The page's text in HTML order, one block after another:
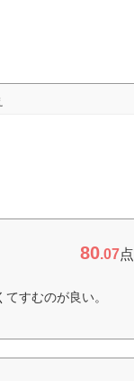
80.07点
すむのが良い。